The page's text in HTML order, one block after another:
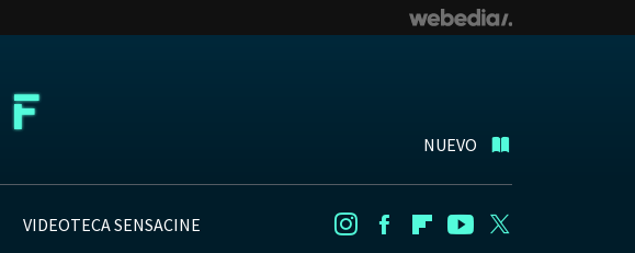
NUEVO
VIDEOTECA SENSACINE InstagramFacebookFlipboard
Youtube